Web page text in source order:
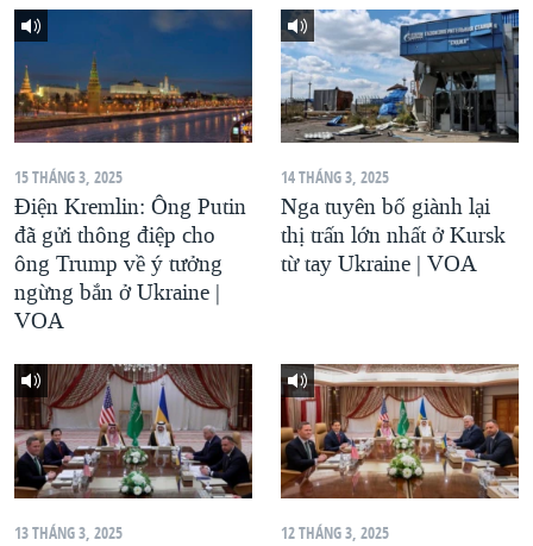
15 THÁNG 3, 2025
Điện Kremlin: Ông Putin
đã gửi thông điệp cho
ông Trump về ý tưởng
ngừng bắn ở Ukraine |
VOA
14 THÁNG 3, 2025
Nga tuyên bố giành lại
thị trấn lớn nhất ở Kursk
từ tay Ukraine | VOA
13 THÁNG 3, 2025 12 THÁNG 3, 2025